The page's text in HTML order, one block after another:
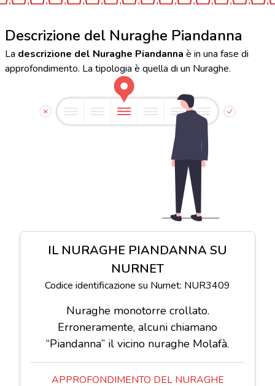
Descrizione del Nuraghe Piandanna
La descrizione del Nuraghe Piandanna è in una fase di
approfondimento. La tipologia è quella di un Nuraghe.
IL NURAGHE PIANDANNA SU
NURNET
Codice identificazione su Nurnet: NUR3409
Nuraghe monotorre crollato.
Erroneramente, alcuni chiamano
“Piandanna” il vicino nuraghe Molafà.
APPROFONDIMENTO DEL NURAGHE